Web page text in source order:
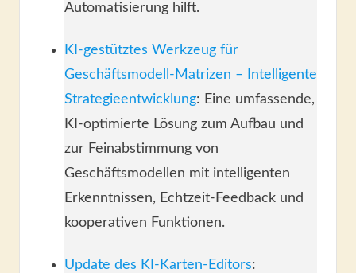
Automatisierung hilft.
KI-gestütztes Werkzeug für
Geschäftsmodell-Matrizen – Intelligente
Strategieentwicklung: Eine umfassende,
KI-optimierte Lösung zum Aufbau und
zur Feinabstimmung von
Geschäftsmodellen mit intelligenten
Erkenntnissen, Echtzeit-Feedback und
kooperativen Funktionen.
Update des KI-Karten-Editors: